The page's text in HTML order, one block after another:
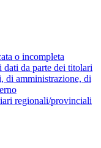
o incompleta
dati da parte dei titolari
di amministrazione, di
regionali/provinciali